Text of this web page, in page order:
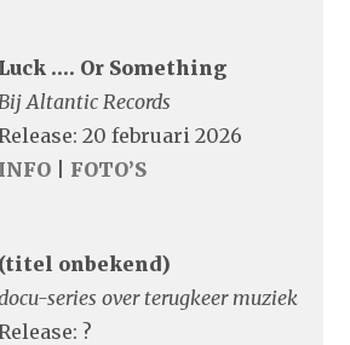
Luck …. Or Something
Altantic Records
20 februari 2026
INFO
FOTO’S
(titel onbekend)
series over terugkeer muziek
?